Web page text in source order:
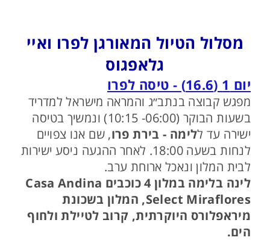
מסלול הטיול המאורגן לפרו ואיי
גלאפגוס
יום 1 (16.6) - טיסה לפרו
מפגש קבוצה בנתב״ג והמראה מישראל למדריד
בשעות הבוקר (06:00- 10:15) ונמשיך בטיסה
ישירה עד ללימה - בירת פרו, שם אנו צפויים
לנחות בשעה 18:00. לאחר ההגעה ניסע ישירות
לבית המלון ונאכל ארוחת ערב.
לינה בלימה במלון 4 כוכבים Casa Andina
Select Miraflores, המלון בשכונת
מיראפלורס היוקרתית, קרוב לטיילת ולחוף
הים.